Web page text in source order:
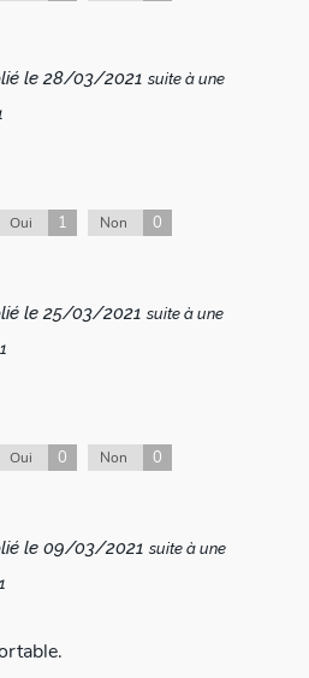
le 28/03/2021 suite à une
Oui 1 Non 0
le 25/03/2021 suite à une
Oui 0 Non 0
le 09/03/2021 suite à une